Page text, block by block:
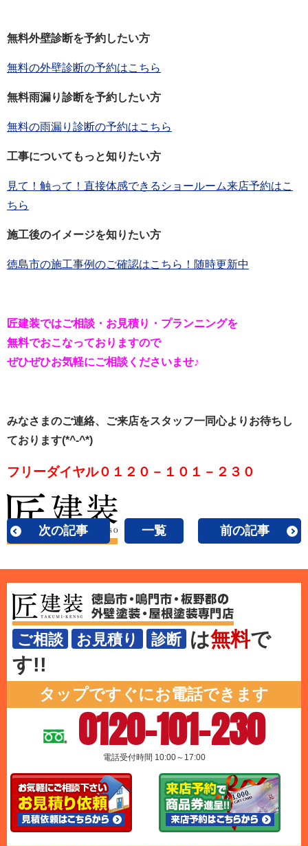
無料外壁診断を予約したい方
無料の外壁診断の予約はこちら
無料雨漏り診断を予約したい方
無料の雨漏り診断の予約はこちら
工事についてもっと知りたい方
見て！触って！直接体感できるショールーム来店予約はこ
ちら
施工後のイメージを知りたい方
徳島市の施工事例のご確認はこちら！随時更新中
匠建装ではご相談・お見積り・プランニングを
無料でおこなっておりますので
ぜひぜひお気軽にご相談くださいませ♪
みなさまのご連絡、ご来店をスタッフ一同心よりお待ちし
ております(*^-^*)
フリーダイヤル０１２０－１０１－２３０
次の記事 一覧 前の記事
ご相談 お見積り 診断 は無料で
す!!
タップですぐにお電話できます
0120-101-230
電話受付時間 10:00～17:00